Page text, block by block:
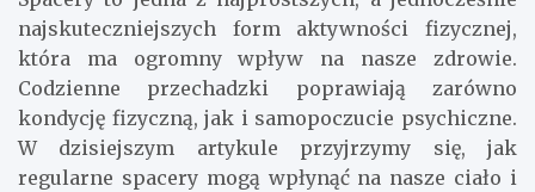
najskuteczniejszych form aktywności fizycznej,
która ma ogromny wpływ na nasze zdrowie.
Codzienne przechadzki poprawiają zarówno
kondycję fizyczną, jak i samopoczucie psychiczne.
W dzisiejszym artykule przyjrzymy się, jak
regularne spacery mogą wpłynąć na nasze ciało i